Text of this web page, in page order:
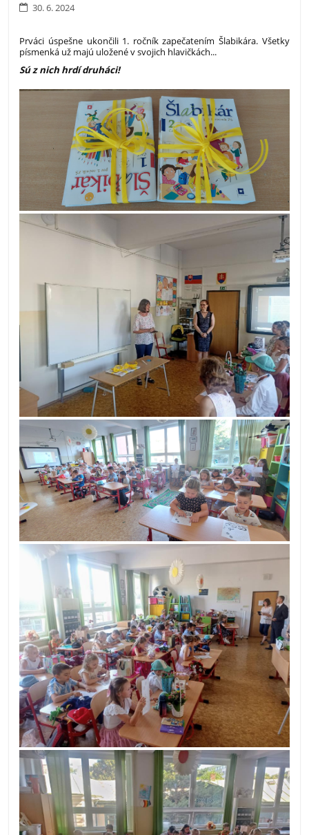
30. 6. 2024
Prváci úspešne ukončili 1. ročník zapečatením Šlabikára. Všetky
písmenká už majú uložené v svojich hlavičkách...
Sú z nich hrdí druháci!